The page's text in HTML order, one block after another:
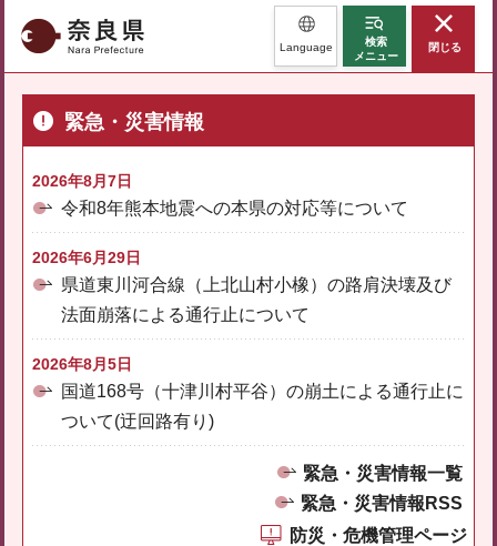
奈良県 Language
検索
メニュー
閉じる
緊急・災害情報
2026年8月7日
令和8年熊本地震への本県の対応等について
2026年6月29日
県道東川河合線（上北山村小橡）の路肩決壊及び
法面崩落による通行止について
2026年8月5日
国道168号（十津川村平谷）の崩土による通行止に
ついて(迂回路有り)
緊急・災害情報一覧
緊急・災害情報RSS
防災・危機管理ページ